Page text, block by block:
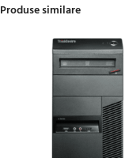
Produse similare